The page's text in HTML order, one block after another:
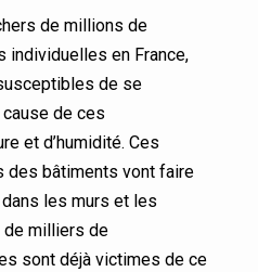
de millions de
individuelles en France,
de se
de ces
et d’humidité. Ces
des bâtiments vont faire
les murs et les
de milliers de
sont déjà victimes de ce